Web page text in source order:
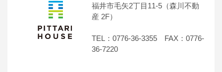
福井市毛矢2丁目11-5（森川不動
産 2F）
TEL：0776-36-3355 FAX：0776-
36-7220